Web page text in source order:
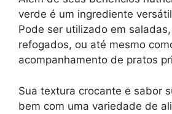
verde é um ingrediente
Pode ser utilizado em
refogados, ou até mesmo
acompanhamento de pratos
Sua textura crocante e sabor
bem com uma variedade de